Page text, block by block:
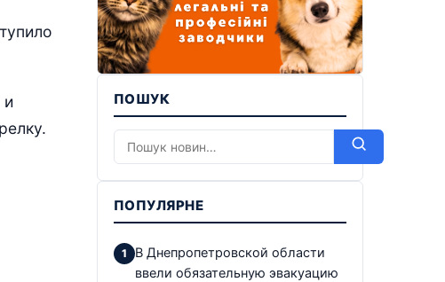
и
ПОШУК
ПОПУЛЯРНЕ
В Днепропетровской области
ввели обязательную эвакуацию